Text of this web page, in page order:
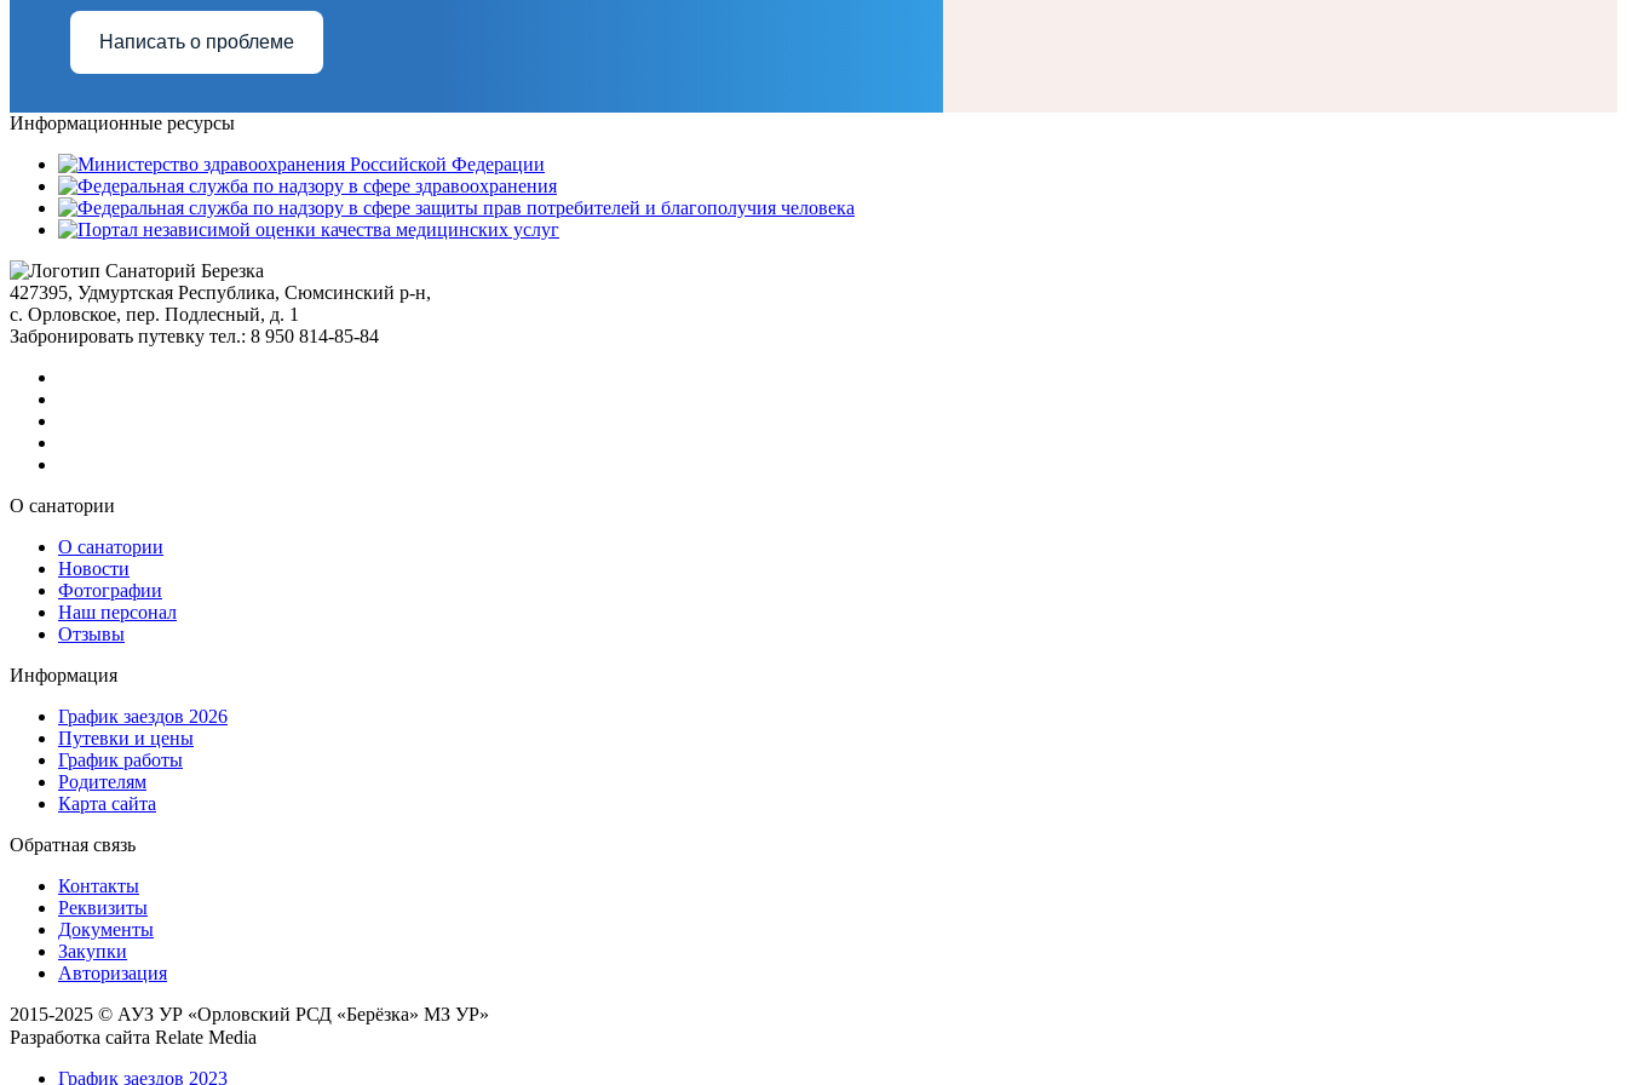
Написать о проблеме
Информационные ресурсы
427395, Удмуртская Республика, Сюмсинский р-н,
с. Орловское, пер. Подлесный, д. 1
Забронировать путевку тел.: 8 950 814-85-84
О санатории
О санатории
Новости
Фотографии
Наш персонал
Отзывы
Информация
График заездов 2026
Путевки и цены
График работы
Родителям
Карта сайта
Обратная связь
Контакты
Реквизиты
Документы
Закупки
Авторизация
2015-2025 © АУЗ УР «Орловский РСД «Берёзка» МЗ УР»
Разработка сайта Relate Media
График заездов 2023